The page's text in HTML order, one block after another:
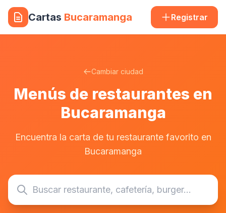
Cartas Bucaramanga Registrar
Cambiar ciudad
Menús de restaurantes en
Bucaramanga
Encuentra la carta de tu restaurante favorito en
Bucaramanga